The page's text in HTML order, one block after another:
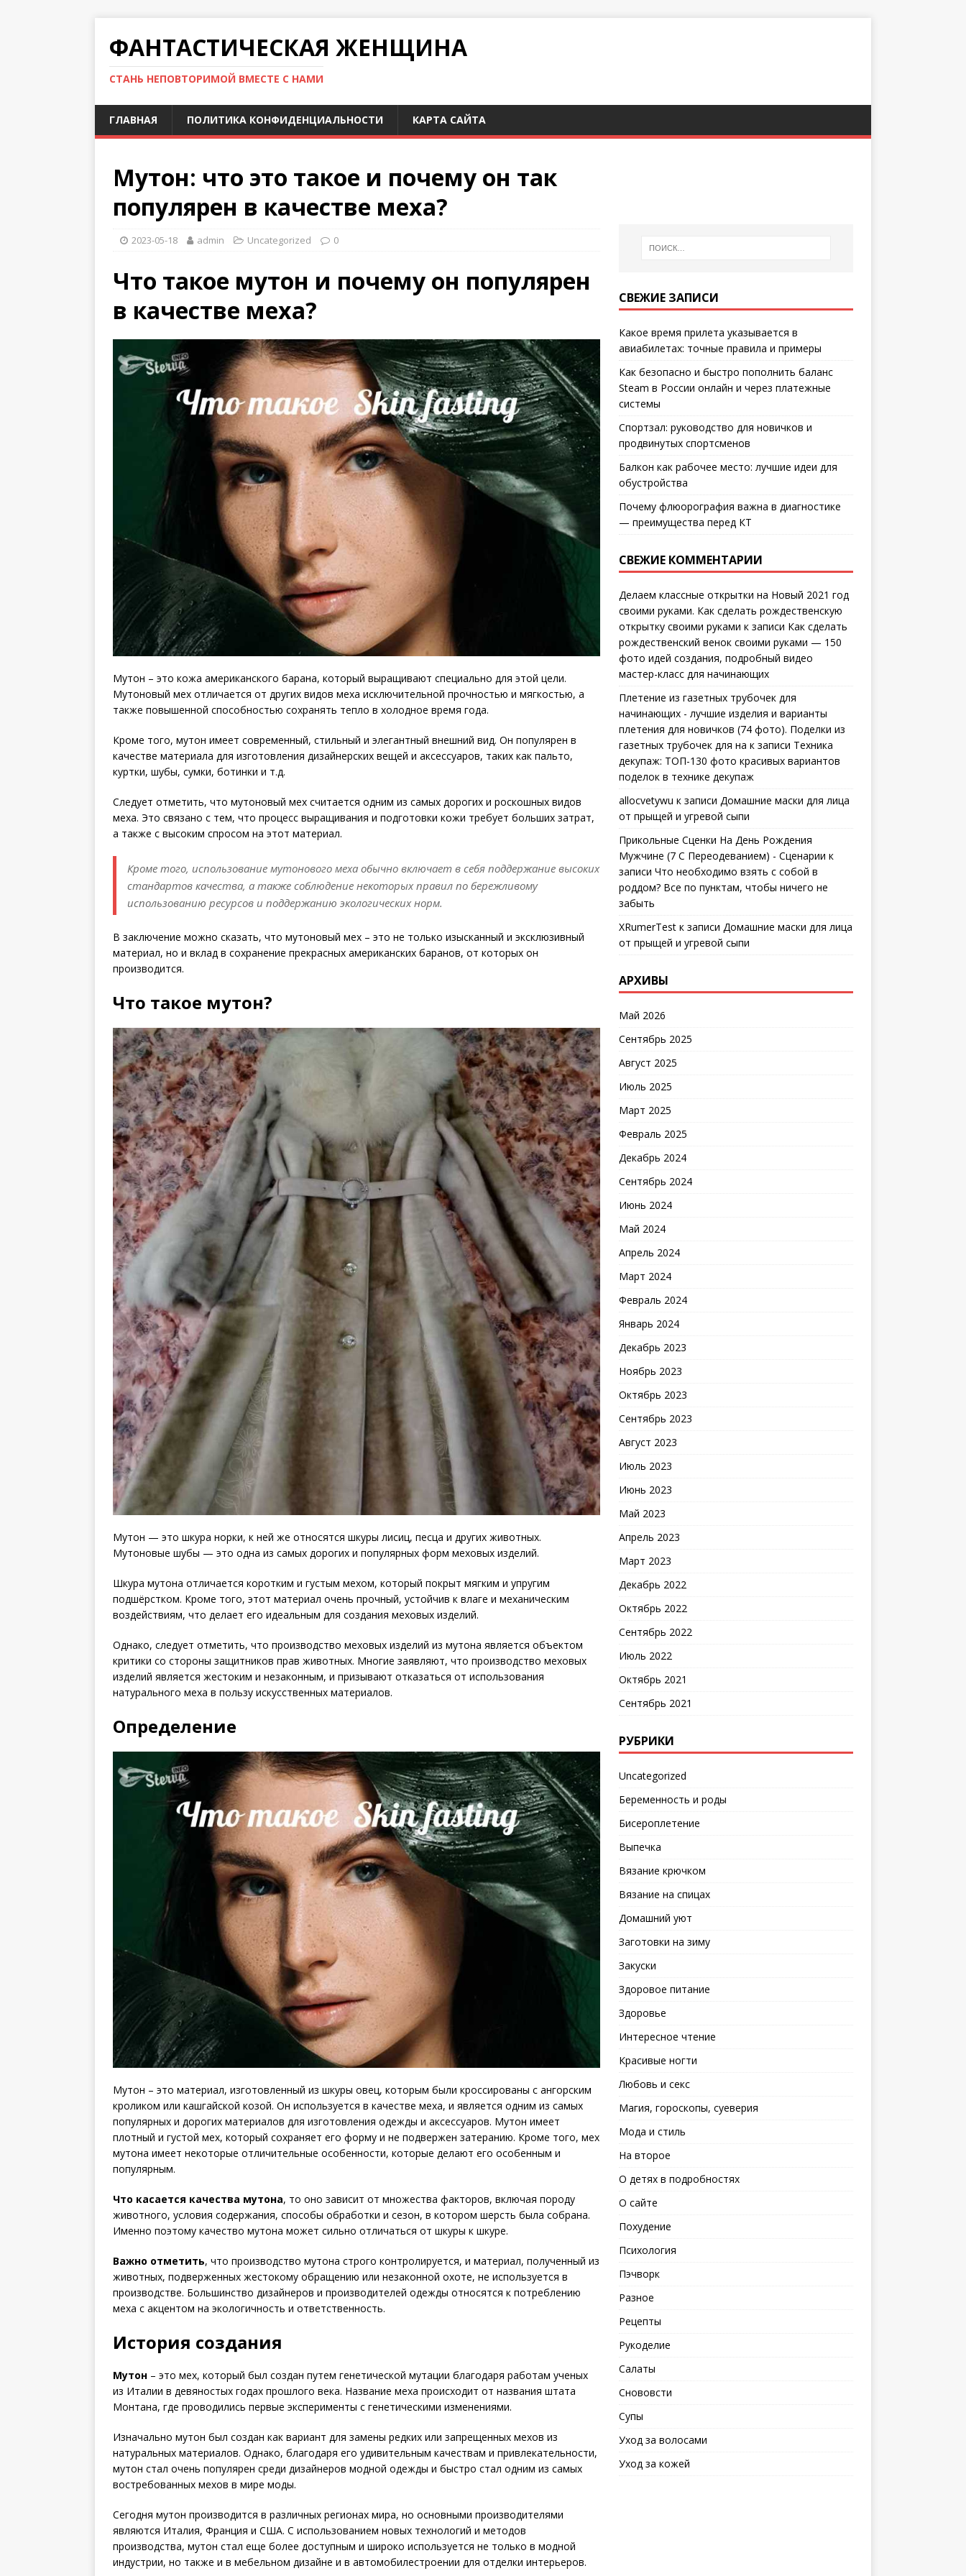
ФАНТАСТИЧЕСКАЯ ЖЕНЩИНА
СТАНЬ НЕПОВТОРИМОЙ ВМЕСТЕ С НАМИ
ГЛАВНАЯ ПОЛИТИКА КОНФИДЕНЦИАЛЬНОСТИ КАРТА САЙТА
Мутон: что это такое и почему он так
популярен в качестве меха?
2023-05-18 admin Uncategorized 0
Что такое мутон и почему он популярен
в качестве меха?
Мутон – это кожа американского барана, который выращивают специально для этой цели.
Мутоновый мех отличается от других видов меха исключительной прочностью и мягкостью, а
также повышенной способностью сохранять тепло в холодное время года.
Кроме того, мутон имеет современный, стильный и элегантный внешний вид. Он популярен в
качестве материала для изготовления дизайнерских вещей и аксессуаров, таких как пальто,
куртки, шубы, сумки, ботинки и т.д.
Следует отметить, что мутоновый мех считается одним из самых дорогих и роскошных видов
меха. Это связано с тем, что процесс выращивания и подготовки кожи требует больших затрат,
а также с высоким спросом на этот материал.
Кроме того, использование мутонового меха обычно включает в себя поддержание высоких
стандартов качества, а также соблюдение некоторых правил по бережливому
использованию ресурсов и поддержанию экологических норм.
В заключение можно сказать, что мутоновый мех – это не только изысканный и эксклюзивный
материал, но и вклад в сохранение прекрасных американских баранов, от которых он
производится.
Что такое мутон?
Мутон — это шкура норки, к ней же относятся шкуры лисиц, песца и других животных.
Мутоновые шубы — это одна из самых дорогих и популярных форм меховых изделий.
Шкура мутона отличается коротким и густым мехом, который покрыт мягким и упругим
подшёрстком. Кроме того, этот материал очень прочный, устойчив к влаге и механическим
воздействиям, что делает его идеальным для создания меховых изделий.
Однако, следует отметить, что производство меховых изделий из мутона является объектом
критики со стороны защитников прав животных. Многие заявляют, что производство меховых
изделий является жестоким и незаконным, и призывают отказаться от использования
натурального меха в пользу искусственных материалов.
Определение
Мутон – это материал, изготовленный из шкуры овец, которым были кроссированы с ангорским
кроликом или кашгайской козой. Он используется в качестве меха, и является одним из самых
популярных и дорогих материалов для изготовления одежды и аксессуаров. Мутон имеет
плотный и густой мех, который сохраняет его форму и не подвержен затеранию. Кроме того, мех
мутона имеет некоторые отличительные особенности, которые делают его особенным и
популярным.
Что касается качества мутона, то оно зависит от множества факторов, включая породу
животного, условия содержания, способы обработки и сезон, в котором шерсть была собрана.
Именно поэтому качество мутона может сильно отличаться от шкуры к шкуре.
Важно отметить, что производство мутона строго контролируется, и материал, полученный из
животных, подверженных жестокому обращению или незаконной охоте, не используется в
производстве. Большинство дизайнеров и производителей одежды относятся к потреблению
меха с акцентом на экологичность и ответственность.
История создания
Мутон – это мех, который был создан путем генетической мутации благодаря работам ученых
из Италии в девяностых годах прошлого века. Название меха происходит от названия штата
Монтана, где проводились первые эксперименты с генетическими изменениями.
Изначально мутон был создан как вариант для замены редких или запрещенных мехов из
натуральных материалов. Однако, благодаря его удивительным качествам и привлекательности,
мутон стал очень популярен среди дизайнеров модной одежды и быстро стал одним из самых
востребованных мехов в мире моды.
Сегодня мутон производится в различных регионах мира, но основными производителями
являются Италия, Франция и США. С использованием новых технологий и методов
производства, мутон стал еще более доступным и широко используется не только в модной
индустрии, но также и в мебельном дизайне и в автомобилестроении для отделки интерьеров.
СВЕЖИЕ ЗАПИСИ
Какое время прилета указывается в
авиабилетах: точные правила и примеры
Как безопасно и быстро пополнить баланс
Steam в России онлайн и через платежные
системы
Спортзал: руководство для новичков и
продвинутых спортсменов
Балкон как рабочее место: лучшие идеи для
обустройства
Почему флюорография важна в диагностике
— преимущества перед КТ
СВЕЖИЕ КОММЕНТАРИИ
Делаем классные открытки на Новый 2021 год
своими руками. Как сделать рождественскую
открытку своими руками к записи Как сделать
рождественский венок своими руками — 150
фото идей создания, подробный видео
мастер-класс для начинающих
Плетение из газетных трубочек для
начинающих - лучшие изделия и варианты
плетения для новичков (74 фото). Поделки из
газетных трубочек для на к записи Техника
декупаж: ТОП-130 фото красивых вариантов
поделок в технике декупаж
allocvetywu к записи Домашние маски для лица
от прыщей и угревой сыпи
Прикольные Сценки На День Рождения
Мужчине (7 С Переодеванием) - Сценарии к
записи Что необходимо взять с собой в
роддом? Все по пунктам, чтобы ничего не
забыть
XRumerTestк записи Домашние маски для лица
от прыщей и угревой сыпи
АРХИВЫ
Май 2026
Сентябрь 2025
Август 2025
Июль 2025
Март 2025
Февраль 2025
Декабрь 2024
Сентябрь 2024
Июнь 2024
Май 2024
Апрель 2024
Март 2024
Февраль 2024
Январь 2024
Декабрь 2023
Ноябрь 2023
Октябрь 2023
Сентябрь 2023
Август 2023
Июль 2023
Июнь 2023
Май 2023
Апрель 2023
Март 2023
Декабрь 2022
Октябрь 2022
Сентябрь 2022
Июль 2022
Октябрь 2021
Сентябрь 2021
РУБРИКИ
Uncategorized
Беременность и роды
Бисероплетение
Выпечка
Вязание крючком
Вязание на спицах
Домашний уют
Заготовки на зиму
Закуски
Здоровое питание
Здоровье
Интересное чтение
Красивые ногти
Любовь и секс
Магия, гороскопы, суеверия
Мода и стиль
На второе
О детях в подробностях
О сайте
Похудение
Психология
Пэчворк
Разное
Рецепты
Рукоделие
Салаты
Снововсти
Супы
Уход за волосами
Уход за кожей